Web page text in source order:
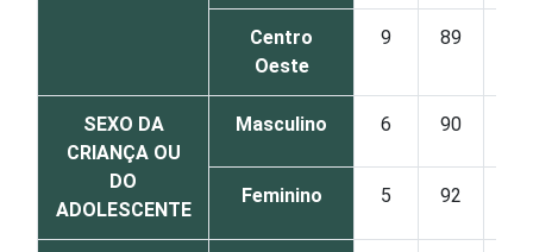
Centro
Oeste
9 89
SEXO DA
CRIANÇA OU
DO
ADOLESCENTE
Masculino 6 90
Feminino 5 92